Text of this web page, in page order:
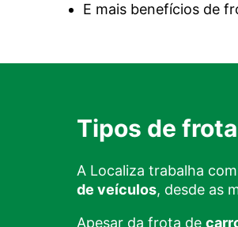
E mais benefícios de
Tipos de
A Localiza trabalha
de veículos, desde as
Apesar da frota de